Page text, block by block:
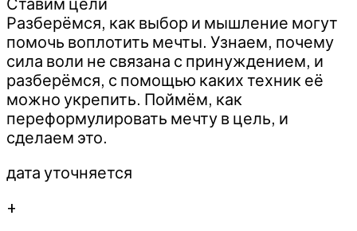
Ставим цели
Разберёмся, как выбор и мышление могут
помочь воплотить мечты. Узнаем, почему
сила воли не связана с принуждением, и
разберёмся, с помощью каких техник её
можно укрепить. Поймём, как
переформулировать мечту в цель, и
сделаем это.
дата уточняется
+